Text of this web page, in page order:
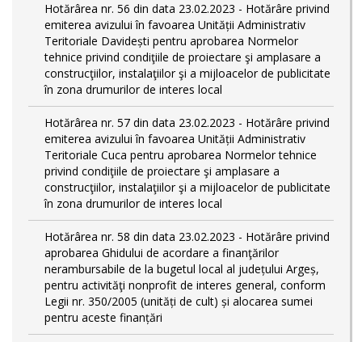
Hotărârea nr. 56 din data 23.02.2023 - Hotărâre privind
emiterea avizului în favoarea Unității Administrativ
Teritoriale Davidești pentru aprobarea Normelor
tehnice privind condiţiile de proiectare şi amplasare a
construcţiilor, instalaţiilor şi a mijloacelor de publicitate
în zona drumurilor de interes local
Hotărârea nr. 57 din data 23.02.2023 - Hotărâre privind
emiterea avizului în favoarea Unității Administrativ
Teritoriale Cuca pentru aprobarea Normelor tehnice
privind condiţiile de proiectare şi amplasare a
construcţiilor, instalaţiilor şi a mijloacelor de publicitate
în zona drumurilor de interes local
Hotărârea nr. 58 din data 23.02.2023 - Hotărâre privind
aprobarea Ghidului de acordare a finanţărilor
nerambursabile de la bugetul local al județului Argeș,
pentru activităţi nonprofit de interes general, conform
Legii nr. 350/2005 (unități de cult) și alocarea sumei
pentru aceste finanțări